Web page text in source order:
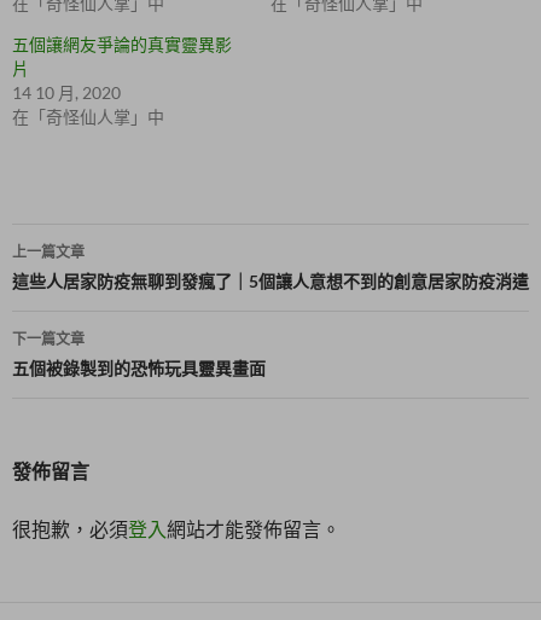
窗
開
k
在
窗
中
開
五個讓網友爭論的真實靈異影
片
14 10 月, 2020
在「奇怪仙人掌」中
文
章
導
覽
上一篇文章
這些人居家防疫無聊到發瘋了｜5個讓人意想不到的創意居家防疫消遣
下一篇文章
五個被錄製到的恐怖玩具靈異畫面
發佈留言
很抱歉，必須登入網站才能發佈留言。